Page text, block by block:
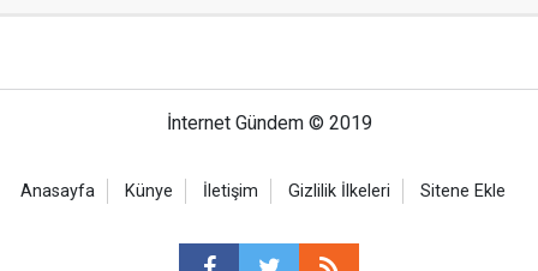
İnternet Gündem © 2019
Anasayfa Künye İletişim Gizlilik İlkeleri Sitene Ekle